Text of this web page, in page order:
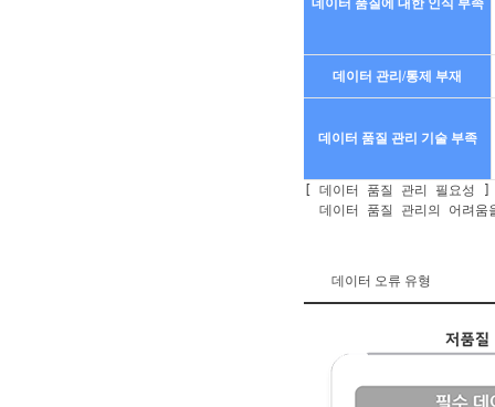
데이터 품질에 대한 인식 부족
데이터 관리/통제 부재
데이터 품질 관리 기술 부족
[ 데이터 품질 관리 필요성
데이터 품질 관리의 어려움
데이터 오류 유형